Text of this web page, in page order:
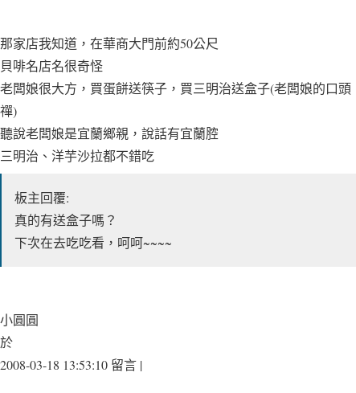
那家店我知道，在華商大門前約50公尺
貝啡名店名很奇怪
老闆娘很大方，買蛋餅送筷子，買三明治送盒子(老闆娘的口頭
禪)
聽說老闆娘是宜蘭鄉親，說話有宜蘭腔
三明治、洋芋沙拉都不錯吃
板主回覆:
真的有送盒子嗎？
下次在去吃吃看，呵呵~~~~
小圓圓
於
2008-03-18 13:53:10 留言 |